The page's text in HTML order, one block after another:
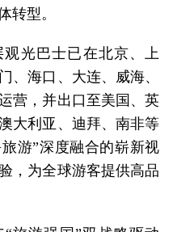
转型。
光巴士已在北京、上
、海口、大连、威海、
营，并出口至美国、英
大利亚、迪拜、南非等
游”深度融合的崭新视
，为全球游客提供高品